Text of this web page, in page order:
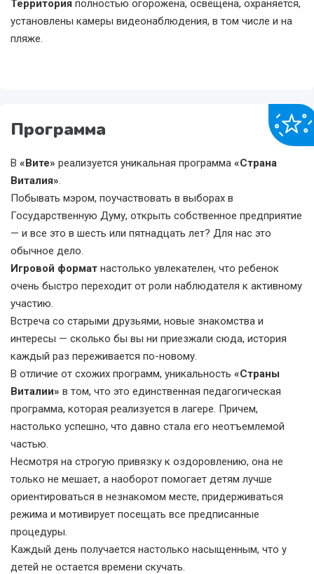
Территория полностью огорожена, освещена, охраняется,
установлены камеры видеонаблюдения, в том числе и на
пляже.
Программа
В «Вите» реализуется уникальная программа «Страна
Виталия».
Побывать мэром, поучаствовать в выборах в
Государственную Думу, открыть собственное предприятие
— и все это в шесть или пятнадцать лет? Для нас это
обычное дело.
Игровой формат настолько увлекателен, что ребенок
очень быстро переходит от роли наблюдателя к активному
участию.
Встреча со старыми друзьями, новые знакомства и
интересы — сколько бы вы ни приезжали сюда, история
каждый раз переживается по-новому.
В отличие от схожих программ, уникальность «Страны
Виталии» в том, что это единственная педагогическая
программа, которая реализуется в лагере. Причем,
настолько успешно, что давно стала его неотъемлемой
частью.
Несмотря на строгую привязку к оздоровлению, она не
только не мешает, а наоборот помогает детям лучше
ориентироваться в незнакомом месте, придерживаться
режима и мотивирует посещать все предписанные
процедуры.
Каждый день получается настолько насыщенным, что у
детей не остается времени скучать.